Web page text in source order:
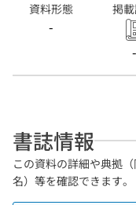
扱いについて」
資料形態
-
掲
-
書誌情報
この資料の詳細や典拠
名）等を確認できます。